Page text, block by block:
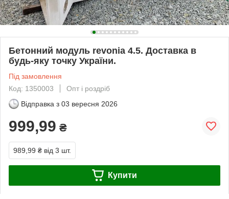
Бетонний модуль revonia 4.5. Доставка в
будь-яку точку України.
Під замовлення
Код: 1350003
Опт і роздріб
Відправка з 03 вересня 2026
999,99 ₴
989,99 ₴ від 3 шт.
Купити